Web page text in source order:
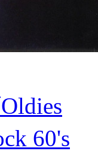
Oldies
60's